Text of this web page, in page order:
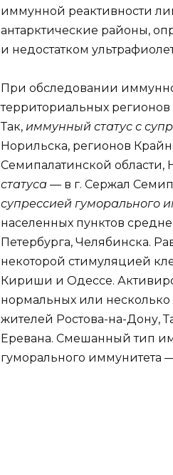
иммунной реактивности
антарктические районы,
и недостатком
При обследовании
территориальных регионов
Так, иммунный статус с
Норильска, регионов
Семипалатинской области,
статуса — в г. Сержал
супрессией гуморального
населенных пунктов
Петербурга, Челябинска.
некоторой стимуляцией
Кириши и Одессе.
нормальных или
жителей Ростова-на-Дону,
Еревана. Смешанный тип
гуморального иммунитета